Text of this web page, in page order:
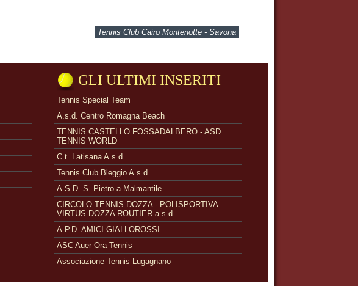
Tennis Club Cairo Montenotte - Savona
GLI ULTIMI INSERITI
Tennis Special Team
A.s.d. Centro Romagna Beach
TENNIS CASTELLO FOSSADALBERO - ASD
TENNIS WORLD
C.t. Latisana A.s.d.
Tennis Club Bleggio A.s.d.
A.S.D. S. Pietro a Malmantile
CIRCOLO TENNIS DOZZA - POLISPORTIVA
VIRTUS DOZZA ROUTIER a.s.d.
A.P.D. AMICI GIALLOROSSI
ASC Auer Ora Tennis
Associazione Tennis Lugagnano